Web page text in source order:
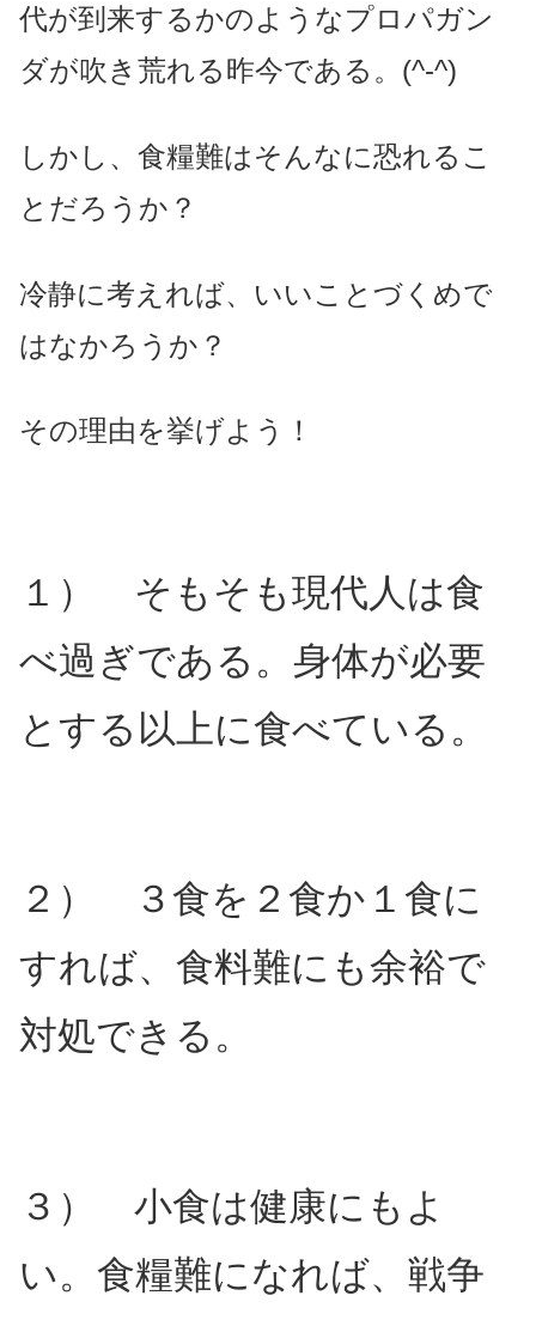
代が到来するかのようなプロパガン
ダが吹き荒れる昨今である。(^-^)
しかし、食糧難はそんなに恐れるこ
とだろうか？
冷静に考えれば、いいことづくめで
はなかろうか？
その理由を挙げよう！
１） そもそも現代人は食
べ過ぎである。身体が必要
とする以上に食べている。
２） ３食を２食か１食に
すれば、食料難にも余裕で
対処できる。
３） 小食は健康にもよ
い。食糧難になれば、戦争